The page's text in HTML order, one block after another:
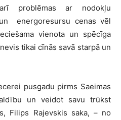
problēmas ar nodokļu
energoresursu cenas vēl
vienota un spēcīga
tikai cīnās savā starpā un
pusgadu pirms Saeimas
un veidot savu trūkst
Filips Rajevskis saka, – no